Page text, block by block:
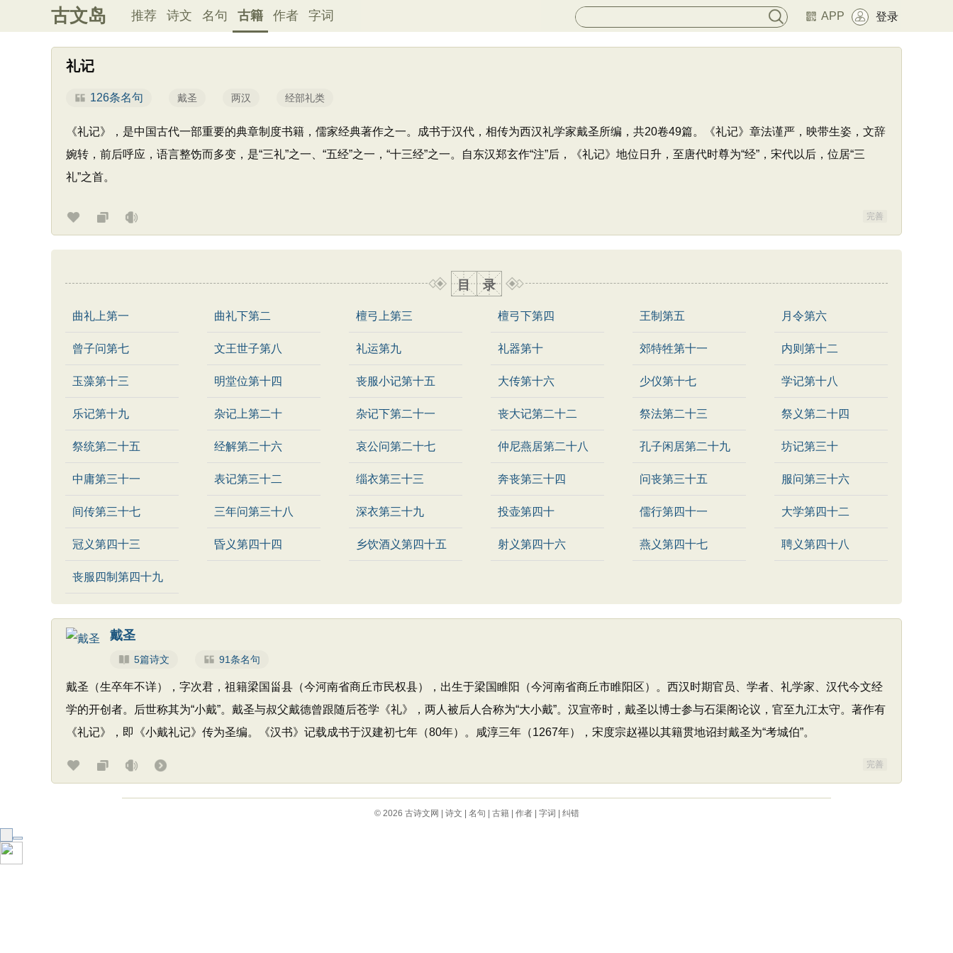
古文岛 推荐 诗文 名句 古籍 作者 字词 APP 登录
礼记
126条名句 戴圣 两汉 经部礼类
《礼记》，是中国古代一部重要的典章制度书籍，儒家经典著作之一。成书于汉代，相传为西汉礼学家戴圣所编，共20卷49篇。《礼记》章法谨严，映带生姿，文辞
婉转，前后呼应，语言整饬而多变，是“三礼”之一、“五经”之一，“十三经”之一。自东汉郑玄作“注”后，《礼记》地位日升，至唐代时尊为“经”，宋代以后，位居“三
礼”之首。
完善
目 录
曲礼上第一 曲礼下第二 檀弓上第三 檀弓下第四 王制第五 月令第六
曾子问第七 文王世子第八 礼运第九 礼器第十 郊特牲第十一 内则第十二
玉藻第十三 明堂位第十四 丧服小记第十五 大传第十六 少仪第十七 学记第十八
乐记第十九 杂记上第二十 杂记下第二十一 丧大记第二十二 祭法第二十三 祭义第二十四
祭统第二十五 经解第二十六 哀公问第二十七 仲尼燕居第二十八 孔子闲居第二十九 坊记第三十
中庸第三十一 表记第三十二 缁衣第三十三 奔丧第三十四 问丧第三十五 服问第三十六
间传第三十七 三年问第三十八 深衣第三十九 投壶第四十 儒行第四十一 大学第四十二
冠义第四十三 昏义第四十四 乡饮酒义第四十五 射义第四十六 燕义第四十七 聘义第四十八
丧服四制第四十九
戴圣
5篇诗文 91条名句
戴圣（生卒年不详），字次君，祖籍梁国甾县（今河南省商丘市民权县），出生于梁国睢阳（今河南省商丘市睢阳区）。西汉时期官员、学者、礼学家、汉代今文经
学的开创者。后世称其为“小戴”。戴圣与叔父戴德曾跟随后苍学《礼》，两人被后人合称为“大小戴”。汉宣帝时，戴圣以博士参与石渠阁论议，官至九江太守。著作有
《礼记》，即《小戴礼记》传为圣编。《汉书》记载成书于汉建初七年（80年）。咸淳三年（1267年），宋度宗赵禥以其籍贯地诏封戴圣为“考城伯”。
完善
© 2026 古诗文网 诗文 名句 古籍| 作者| 字词 纠错